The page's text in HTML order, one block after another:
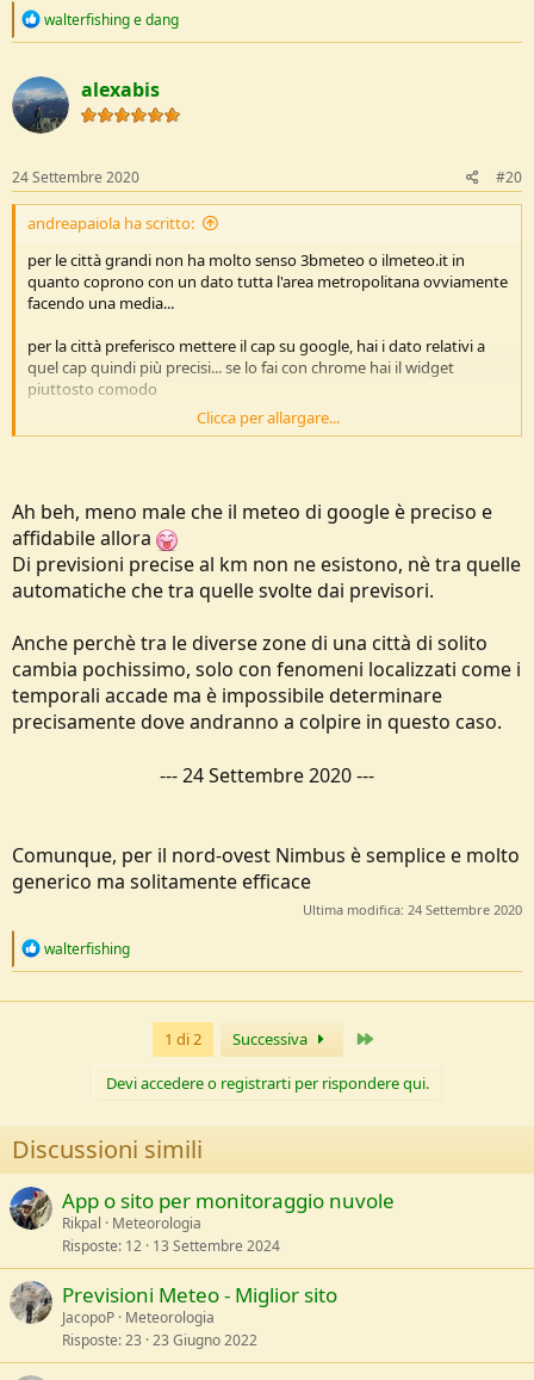
R
c
t
i
o
s
:
walterfishingedang
alexabis
24 Settembre 2020 #20
andreapaiola ha scritto:
per le città grandi non ha molto senso 3bmeteo o ilmeteo.it in
quanto coprono con un dato tutta l'area metropolitana ovviamente
facendo una media...
per la città preferisco mettere il cap su google, hai i dato relativi a
quel cap quindi più precisi... se lo fai con chrome hai il widget
piuttosto comodo
Vedi l'allegato 213414
Clicca per allargare...
Ah beh, meno male che il meteo di google è preciso e
affidabile allora
Di previsioni precise al km non ne esistono, nè tra quelle
automatiche che tra quelle svolte dai previsori.
Anche perchè tra le diverse zone di una città di solito
cambia pochissimo, solo con fenomeni localizzati come i
temporali accade ma è impossibile determinare
precisamente dove andranno a colpire in questo caso.
---24 Settembre 2020---
Comunque, per il nord-ovest Nimbus è semplice e molto
generico ma solitamente efficace
Ultima modifica: 24 Settembre 2020
R
c
walterfishing
1 di 2 Successiva
Devi accedere o registrarti per rispondere qui.
Discussioni simili
App o sito per monitoraggio nuvole
Rikpal
Meteorologia
Risposte 12 13 Settembre 2024
Previsioni Meteo - Miglior sito
JacopoP Meteorologia
Risposte 23 23 Giugno 2022